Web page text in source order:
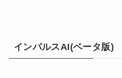
インパルスAI(ベータ版)